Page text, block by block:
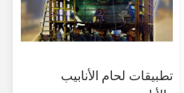
تطبيقات لحام الأنابيب